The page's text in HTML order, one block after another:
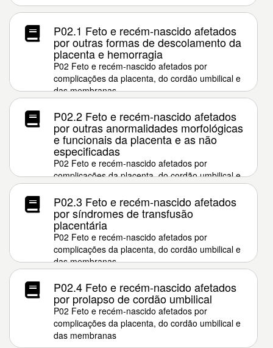
P02.1 Feto e recém-nascido afetados
por outras formas de descolamento da
placenta e hemorragia
P02 Feto e recém-nascido afetados por
complicações da placenta, do cordão umbilical e
das membranas
P02.2 Feto e recém-nascido afetados
por outras anormalidades morfológicas
e funcionais da placenta e as não
especificadas
P02 Feto e recém-nascido afetados por
complicações da placenta, do cordão umbilical e
das membranas
P02.3 Feto e recém-nascido afetados
por síndromes de transfusão
placentária
P02 Feto e recém-nascido afetados por
complicações da placenta, do cordão umbilical e
das membranas
P02.4 Feto e recém-nascido afetados
por prolapso de cordão umbilical
P02 Feto e recém-nascido afetados por
complicações da placenta, do cordão umbilical e
das membranas